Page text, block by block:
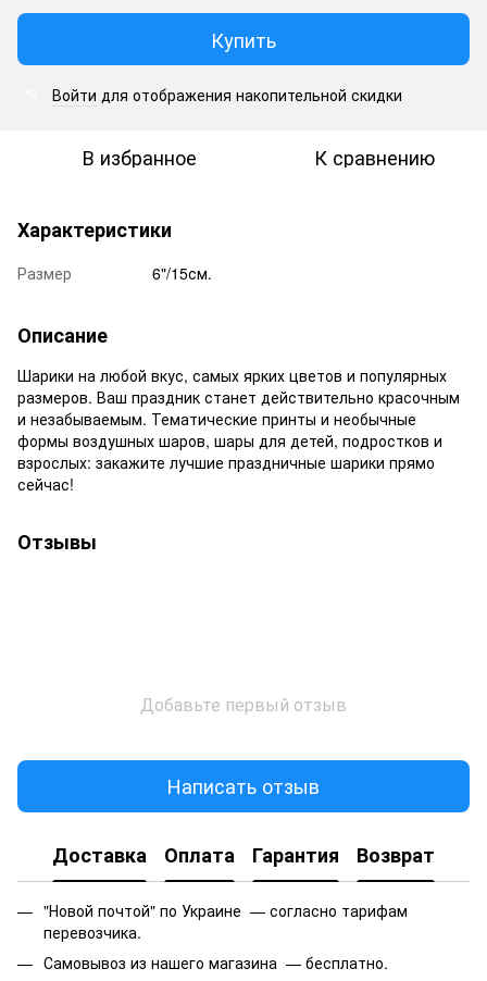
Купить
Войти для отображения накопительной скидки
В избранное К сравнению
Характеристики
Размер 6"/15см.
Описание
Шарики на любой вкус, самых ярких цветов и популярных
размеров. Ваш праздник станет действительно красочным
и незабываемым. Тематические принты и необычные
формы воздушных шаров, шары для детей, подростков и
взрослых: закажите лучшие праздничные шарики прямо
сейчас!
Отзывы
Добавьте первый отзыв
Написать отзыв
Доставка Оплата Гарантия Возврат
"Новой почтой" по Украине — согласно тарифам
перевозчика.
Самовывоз из нашего магазина — бесплатно.